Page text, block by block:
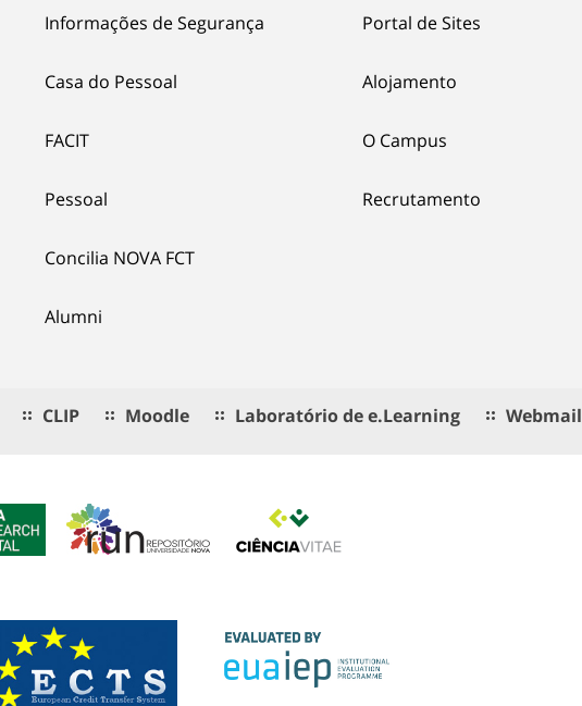
Informações de Segurança
Casa do Pessoal
FACIT
Pessoal
Concilia NOVA FCT
Alumni
Portal de Sites
Alojamento
O Campus
Recrutamento
CLIP Moodle Laboratório de e.Learning Webmail